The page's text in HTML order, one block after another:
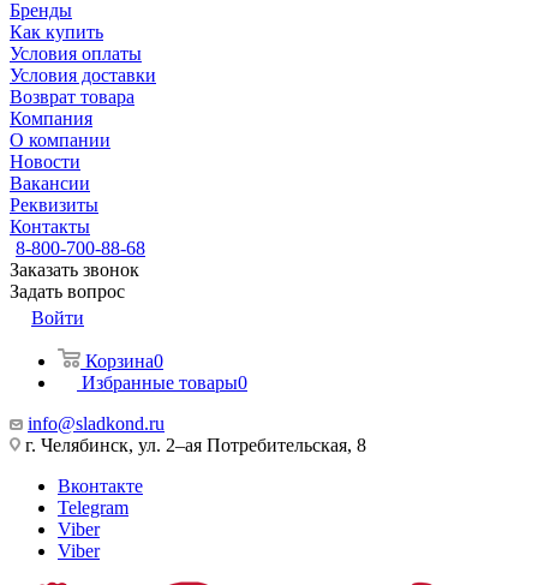
Бренды
Как купить
Условия оплаты
Условия доставки
Возврат товара
Компания
О компании
Новости
Вакансии
Реквизиты
Контакты
8-800-700-88-68
Заказать звонок
Задать вопрос
Войти
Корзина0
Избранные товары0
info@sladkond.ru
г. Челябинск, ул. 2–ая Потребительская, 8
Вконтакте
Telegram
Viber
Viber